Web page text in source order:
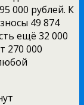
000 рублей. К
49 874
ещё 32 000
270 000